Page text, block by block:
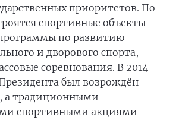
приоритетов. По
спортивные объекты
по развитию
и дворового спорта,
соревнования. В 2014
был возрождён
а традиционными
спортивными акциями